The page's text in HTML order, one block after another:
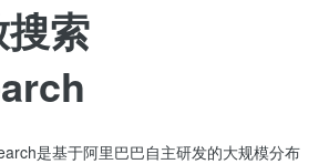
索
是基于阿里巴巴自主研发的大规模分布